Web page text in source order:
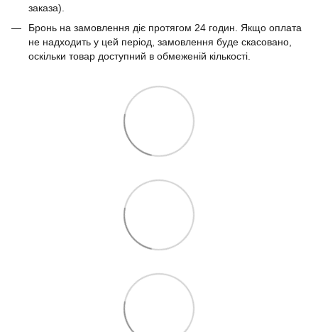
заказа).
Бронь на замовлення діє протягом 24 годин. Якщо оплата
не надходить у цей період, замовлення буде скасовано,
оскільки товар доступний в обмеженій кількості.